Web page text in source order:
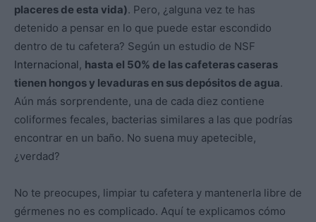
placeres de esta vida). Pero, ¿alguna vez te has
detenido a pensar en lo que puede estar escondido
dentro de tu cafetera? Según un estudio de NSF
Internacional, hasta el 50% de las cafeteras caseras
tienen hongos y levaduras en sus depósitos de agua.
Aún más sorprendente, una de cada diez contiene
coliformes fecales, bacterias similares a las que podrías
encontrar en un baño. No suena muy apetecible,
¿verdad?
No te preocupes, limpiar tu cafetera y mantenerla libre de
gérmenes no es complicado. Aquí te explicamos cómo